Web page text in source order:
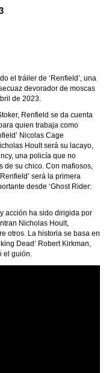
el tráiler de ‘Renfield’, una
devorador de moscas
de 2023.
Renfield se da cuenta
quien trabaja como
Nicolas Cage
Hoult será su lacayo,
una policía que no
de su chico. Con mafiosos,
será la primera
desde ‘Ghost Rider:
acción ha sido dirigida por
Nicholas Hoult,
otros. La historia se basa en
Dead’ Robert Kirkman,
el guión.